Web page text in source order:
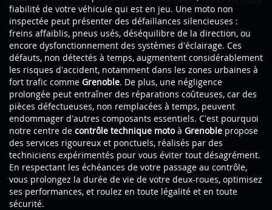
fiabilité de votre véhicule qui est en jeu. Une moto non
inspectée peut présenter des défaillances silencieuses :
freins affaiblis, pneus usés, déséquilibre de la direction, ou
encore dysfonctionnement des systèmes d’éclairage. Ces
défauts, non détectés à temps, augmentent considérablement
les risques d’accident, notamment dans les zones urbaines à
fort trafic comme Grenoble. De plus, une négligence
prolongée peut entraîner des réparations coûteuses, car des
pièces défectueuses, non remplacées à temps, peuvent
endommager d’autres composants essentiels. C’est pourquoi
notre centre de contrôle technique motoà Grenoble propose
des services rigoureux et ponctuels, réalisés par des
techniciens expérimentés pour vous éviter tout désagrément.
En respectant les échéances de votre passage au contrôle,
vous prolongez la durée de vie de votre deux-roues, optimisez
ses performances, et roulez en toute légalité et en toute
sécurité.